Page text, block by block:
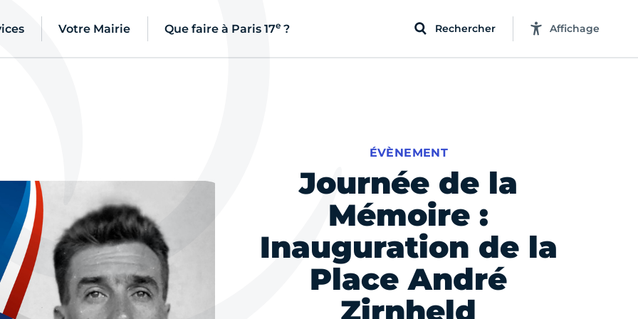
Votre Mairie Que faire à Paris 17e ? Rechercher Affichage
Journée de la
Mémoire :
Inauguration de la
Place André
Zirnheld
ÉVÈNEMENT